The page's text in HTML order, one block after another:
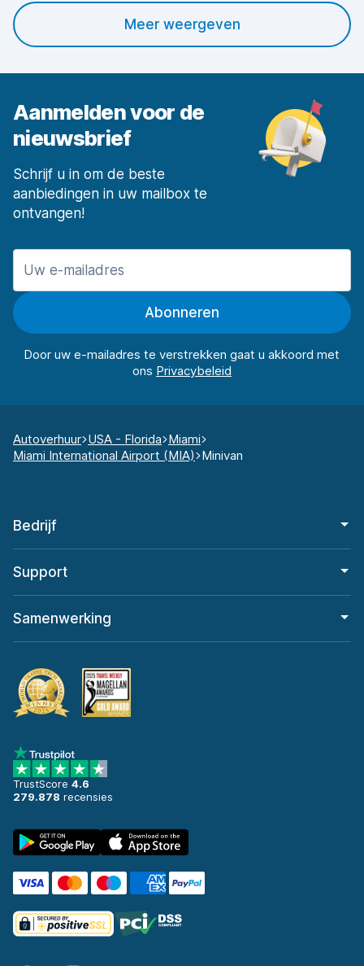
Meer weergeven
Aanmelden voor de
nieuwsbrief
Schrijf u in om de beste
aanbiedingen in uw mailbox te
ontvangen!
Abonneren
Door uw e-mailadres te verstrekken gaat u akkoord met
ons
Autoverhuur USA - Florida Miami
Miami International Airport (MIA) Minivan
Bedrijf
Support
Samenwerking
TrustScore 4.6
279.878 recensies